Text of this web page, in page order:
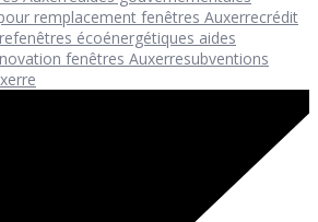
remplacement fenêtres Auxerrecrédit
fenêtres écoénergétiques aides
fenêtres Auxerresubventions